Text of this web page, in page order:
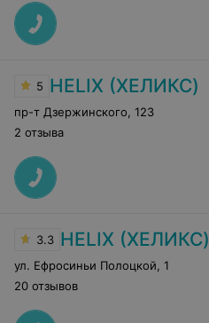
5 HELIX (ХЕЛИКС)
пр-т Дзержинского 123
2 отзыва
3.3 HELIX (ХЕЛИКС)
ул. Ефросиньи Полоцкой 1
20 отзывов